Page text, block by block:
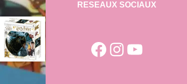
RESEAUX SOCIAUX
Facebook
Instagram
YouTube